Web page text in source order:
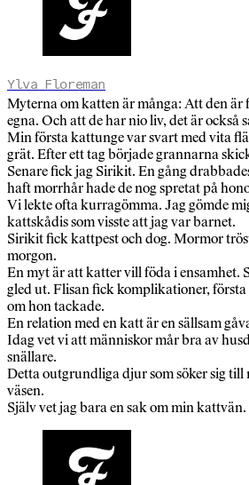
Ylva Floreman
Myterna om katten är många: Att den är
egna. Och att de har nio liv, det är
Min första kattunge var svart med vita
grät. Efter ett tag började grannarna
Senare fick jag Sirikit. En gång
haft morrhår hade de nog spretat på
Vi lekte ofta kurragömma. Jag gömde
kattskådis som visste att jag var barnet.
Sirikit fick kattpest och dog. Mormor
morgon.
En myt är att katter vill föda i ensamhet.
gled ut. Flisan fick komplikationer,
om hon tackade.
En relation med en katt är en sällsam
Idag vet vi att människor mår bra av
snällare.
Detta outgrundliga djur som söker sig
väsen.
Själv vet jag bara en sak om min